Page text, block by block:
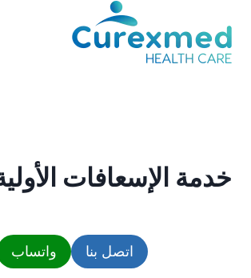
المحتوى
خدمة الإسعافات الأولية
اتصل بنا واتساب